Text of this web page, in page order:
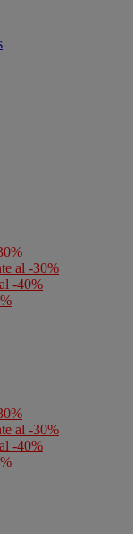
al -30%
-40%
al -30%
-40%